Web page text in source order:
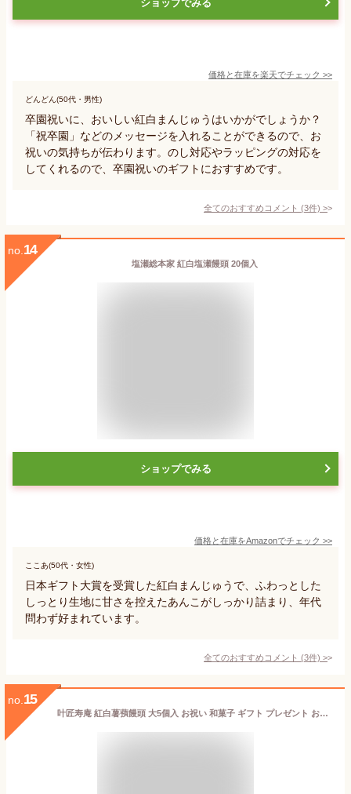
ショップでみる
価格と在庫を楽天でチェック >>
どんどん(50代・男性)
卒園祝いに、おいしい紅白まんじゅうはいかがでしょうか？
「祝卒園」などのメッセージを入れることができるので、お
祝いの気持ちが伝わります。のし対応やラッピングの対応を
してくれるので、卒園祝いのギフトにおすすめです。
全てのおすすめコメント (3件) >
no. 14
塩瀬総本家 紅白塩瀬饅頭 20個入
ショップでみる
価格と在庫をAmazonでチェック >>
ここあ(50代・女性)
日本ギフト大賞を受賞した紅白まんじゅうで、ふわっとした
しっとり生地に甘さを控えたあんこがしっかり詰まり、年代
問わず好まれています。
全てのおすすめコメント (3件) >
no. 15
叶匠寿庵 紅白薯蕷饅頭 大5個入 お祝い 和菓子 ギフト プレゼント お歳暮 お中元 箱付